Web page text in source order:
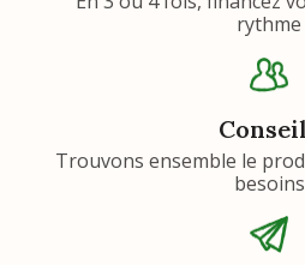
rythme
Trouvons ensemble le
besoins